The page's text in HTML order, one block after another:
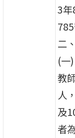
3
二
(一
教
人
及
者